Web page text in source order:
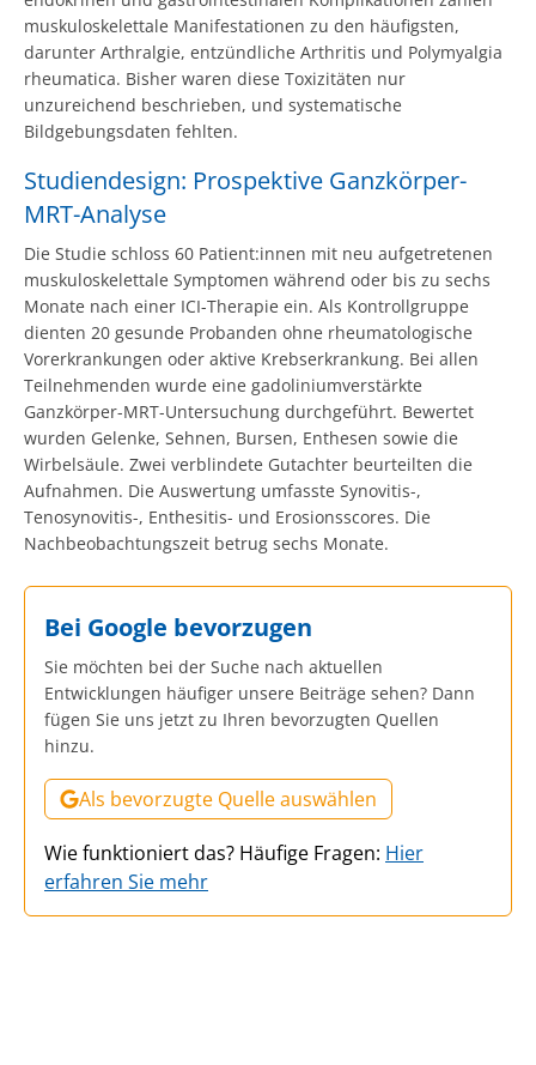
muskuloskelettale Manifestationen zu den häufigsten,
darunter Arthralgie, entzündliche Arthritis und Polymyalgia
rheumatica. Bisher waren diese Toxizitäten nur
unzureichend beschrieben, und systematische
Bildgebungsdaten fehlten.
Studiendesign: Prospektive Ganzkörper-
MRT-Analyse
Die Studie schloss 60 Patient:innen mit neu aufgetretenen
muskuloskelettale Symptomen während oder bis zu sechs
Monate nach einer ICI-Therapie ein. Als Kontrollgruppe
dienten 20 gesunde Probanden ohne rheumatologische
Vorerkrankungen oder aktive Krebserkrankung. Bei allen
Teilnehmenden wurde eine gadoliniumverstärkte
Ganzkörper-MRT-Untersuchung durchgeführt. Bewertet
wurden Gelenke, Sehnen, Bursen, Enthesen sowie die
Wirbelsäule. Zwei verblindete Gutachter beurteilten die
Aufnahmen. Die Auswertung umfasste Synovitis-,
Tenosynovitis-, Enthesitis- und Erosionsscores. Die
Nachbeobachtungszeit betrug sechs Monate.
Bei Google bevorzugen
Sie möchten bei der Suche nach aktuellen
Entwicklungen häufiger unsere Beiträge sehen? Dann
fügen Sie uns jetzt zu Ihren bevorzugten Quellen
hinzu.
Als bevorzugte Quelle auswählen
Wie funktioniert das? Häufige Fragen: Hier
erfahren Sie mehr